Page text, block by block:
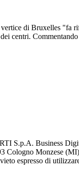
di Bruxelles "fa
centri.
RTI S.p.A. Business
Cologno Monzese (MI)
espresso di